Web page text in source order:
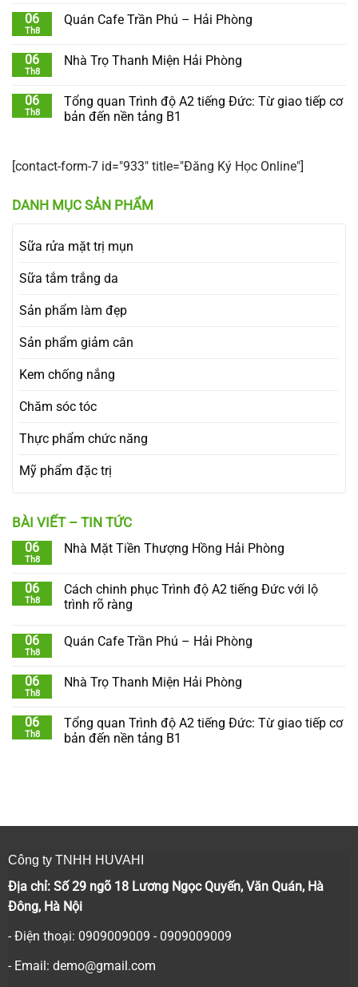
06
Th8
Quán Cafe Trần Phú – Hải Phòng
06
Th8
Nhà Trọ Thanh Miện Hải Phòng
06
Th8
Tổng quan Trình độ A2 tiếng Đức: Từ giao tiếp cơ
bản đến nền tảng B1
[contact-form-7 id="933" title="Đăng Ký Học Online"]
DANH MỤC SẢN PHẨM
Sữa rửa mặt trị mụn
Sữa tắm trắng da
Sản phẩm làm đẹp
Sản phẩm giảm cân
Kem chống nắng
Chăm sóc tóc
Thực phẩm chức năng
Mỹ phẩm đặc trị
BÀI VIẾT – TIN TỨC
06
Th8
Nhà Mặt Tiền Thượng Hồng Hải Phòng
06
Th8
Cách chinh phục Trình độ A2 tiếng Đức với lộ
trình rõ ràng
06
Th8
Quán Cafe Trần Phú – Hải Phòng
06
Th8
Nhà Trọ Thanh Miện Hải Phòng
06
Th8
Tổng quan Trình độ A2 tiếng Đức: Từ giao tiếp cơ
bản đến nền tảng B1
Công ty TNHH HUVAHI
Địa chỉ: Số 29 ngõ 18 Lương Ngọc Quyến, Văn Quán, Hà
Đông, Hà Nội
- Điện thoại: 0909009009 - 0909009009
- Email: demo@gmail.com